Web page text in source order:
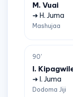
M. Vuai
➜ H. Juma
Mashujaa
90'
I.
➜ I. Juma
Dodoma Jiji